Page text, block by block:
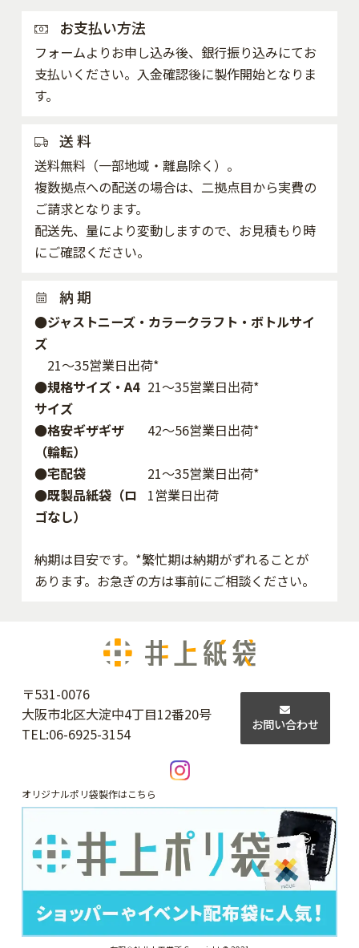
お支払い方法
フォームよりお申し込み後、銀行振り込みにてお
支払いください。入金確認後に製作開始となりま
す。
送 料
送料無料（一部地域・離島除く）。
複数拠点への配送の場合は、二拠点目から実費の
ご請求となります。
配送先、量により変動しますので、お見積もり時
にご確認ください。
納 期
●ジャストニーズ・カラークラフト・ボトルサイ
ズ
21～35営業日出荷*
●規格サイズ・A4
サイズ
21～35営業日出荷*
●格安ギザギザ
（輪転）
42〜56営業日出荷*
●宅配袋
21～35営業日出荷*
●既製品紙袋（ロ
ゴなし）
1営業日出荷
納期は目安です。*繁忙期は納期がずれることが
あります。お急ぎの方は事前にご相談ください。
〒531-0076
大阪市北区大淀中4丁目12番20号
TEL:06-6925-3154
お問い合わせ
オリジナルポリ袋製作はこちら